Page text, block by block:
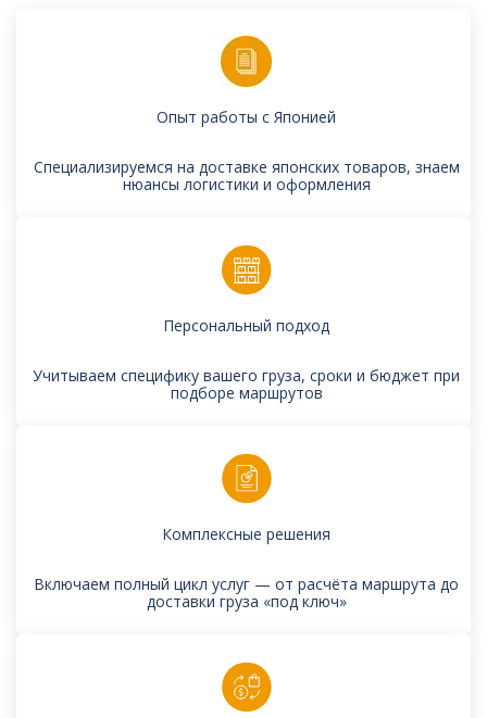
Опыт работы с Японией
Специализируемся на доставке японских товаров, знаем
нюансы логистики и оформления
Персональный подход
Учитываем специфику вашего груза, сроки и бюджет при
подборе маршрутов
Комплексные решения
Включаем полный цикл услуг — от расчёта маршрута до
доставки груза «под ключ»